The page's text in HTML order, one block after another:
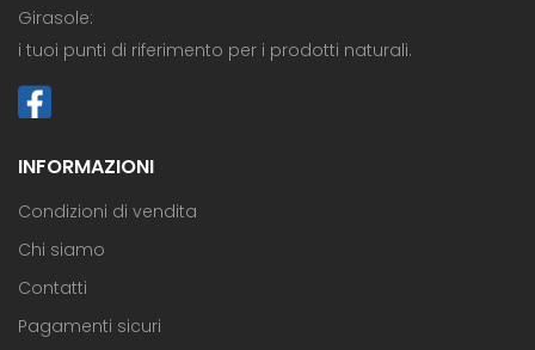
Girasole:
i tuoi punti di riferimento per i prodotti naturali.
INFORMAZIONI
Condizioni di vendita
Chi siamo
Contatti
Pagamenti sicuri